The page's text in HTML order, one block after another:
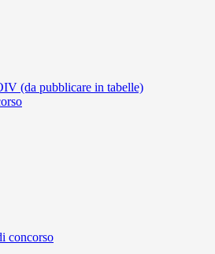
(da pubblicare in tabelle)
concorso